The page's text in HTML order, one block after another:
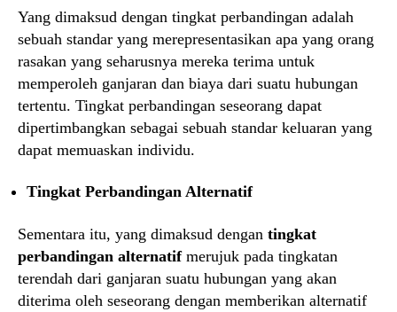
Yang dimaksud dengan tingkat perbandingan adalah
sebuah standar yang merepresentasikan apa yang orang
rasakan yang seharusnya mereka terima untuk
memperoleh ganjaran dan biaya dari suatu hubungan
tertentu. Tingkat perbandingan seseorang dapat
dipertimbangkan sebagai sebuah standar keluaran yang
dapat memuaskan individu.
Tingkat Perbandingan Alternatif
Sementara itu, yang dimaksud dengan tingkat
perbandingan alternatifmerujuk pada tingkatan
terendah dari ganjaran suatu hubungan yang akan
diterima oleh seseorang dengan memberikan alternatif